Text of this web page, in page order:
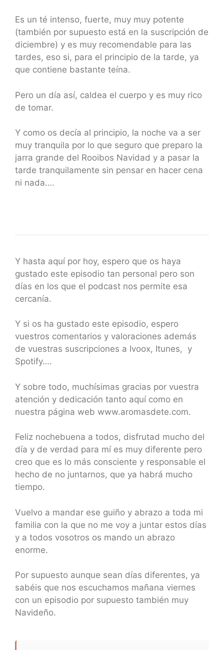
Es un té intenso, fuerte, muy muy potente
(también por supuesto está en la suscripción de
diciembre) y es muy recomendable para las
tardes, eso si, para el principio de la tarde, ya
que contiene bastante teína.
Pero un día así, caldea el cuerpo y es muy rico
de tomar.
Y como os decía al principio, la noche va a ser
muy tranquila por lo que seguro que preparo la
jarra grande del Rooibos Navidad y a pasar la
tarde tranquilamente sin pensar en hacer cena
ni nada….
Y hasta aquí por hoy, espero que os haya
gustado este episodio tan personal pero son
días en los que el podcast nos permite esa
cercanía.
Y si os ha gustado este episodio, espero
vuestros comentarios y valoraciones además
de vuestras suscripciones a Ivoox, Itunes, y
Spotify….
Y sobre todo, muchísimas gracias por vuestra
atención y dedicación tanto aquí como en
nuestra página web www.aromasdete.com.
Feliz nochebuena a todos, disfrutad mucho del
día y de verdad para mí es muy diferente pero
creo que es lo más consciente y responsable el
hecho de no juntarnos, que ya habrá mucho
tiempo.
Vuelvo a mandar ese guiño y abrazo a toda mi
familia con la que no me voy a juntar estos días
y a todos vosotros os mando un abrazo
enorme.
Por supuesto aunque sean días diferentes, ya
sabéis que nos escuchamos mañana viernes
con un episodio por supuesto también muy
Navideño.